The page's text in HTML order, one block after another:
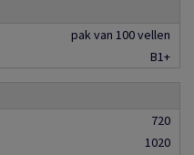
pak van 100 vellen
B1+
720
1020